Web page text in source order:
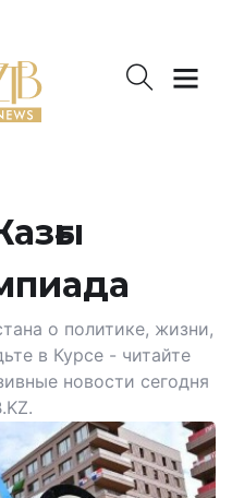
о политике, жизни,
в Курсе - читайте
новости сегодня